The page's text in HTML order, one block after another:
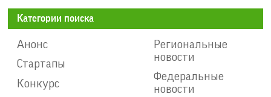
Категории поиска
Анонс
Стартапы
Конкурс
Региональные
новости
Федеральные
новости